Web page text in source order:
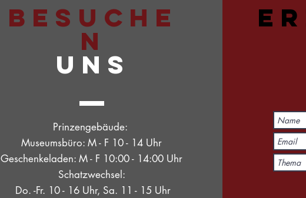
BESUCHE
N
UNS
Prinzengebäude:
Museumsbüro: M - F 10 - 14 Uhr
Geschenkeladen: M - F 10:00 - 14:00 Uhr
Schatzwechsel:
Do. -Fr. 10 - 16 Uhr, Sa. 11 - 15 Uhr